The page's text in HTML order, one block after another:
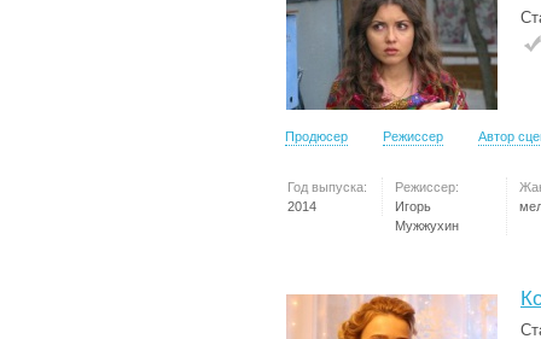
Продюсер Режиссер Автор
Год выпуска:
2014
Режиссер:
Игорь
Мужжухин